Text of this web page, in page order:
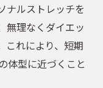
ナルストレッチを
無理なくダイエッ
これにより、短期
体型に近づくこと